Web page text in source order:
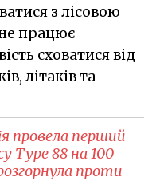
з лісовою
працює
сховатися від
літаків та
провела перший
Type 88 на 100
проти